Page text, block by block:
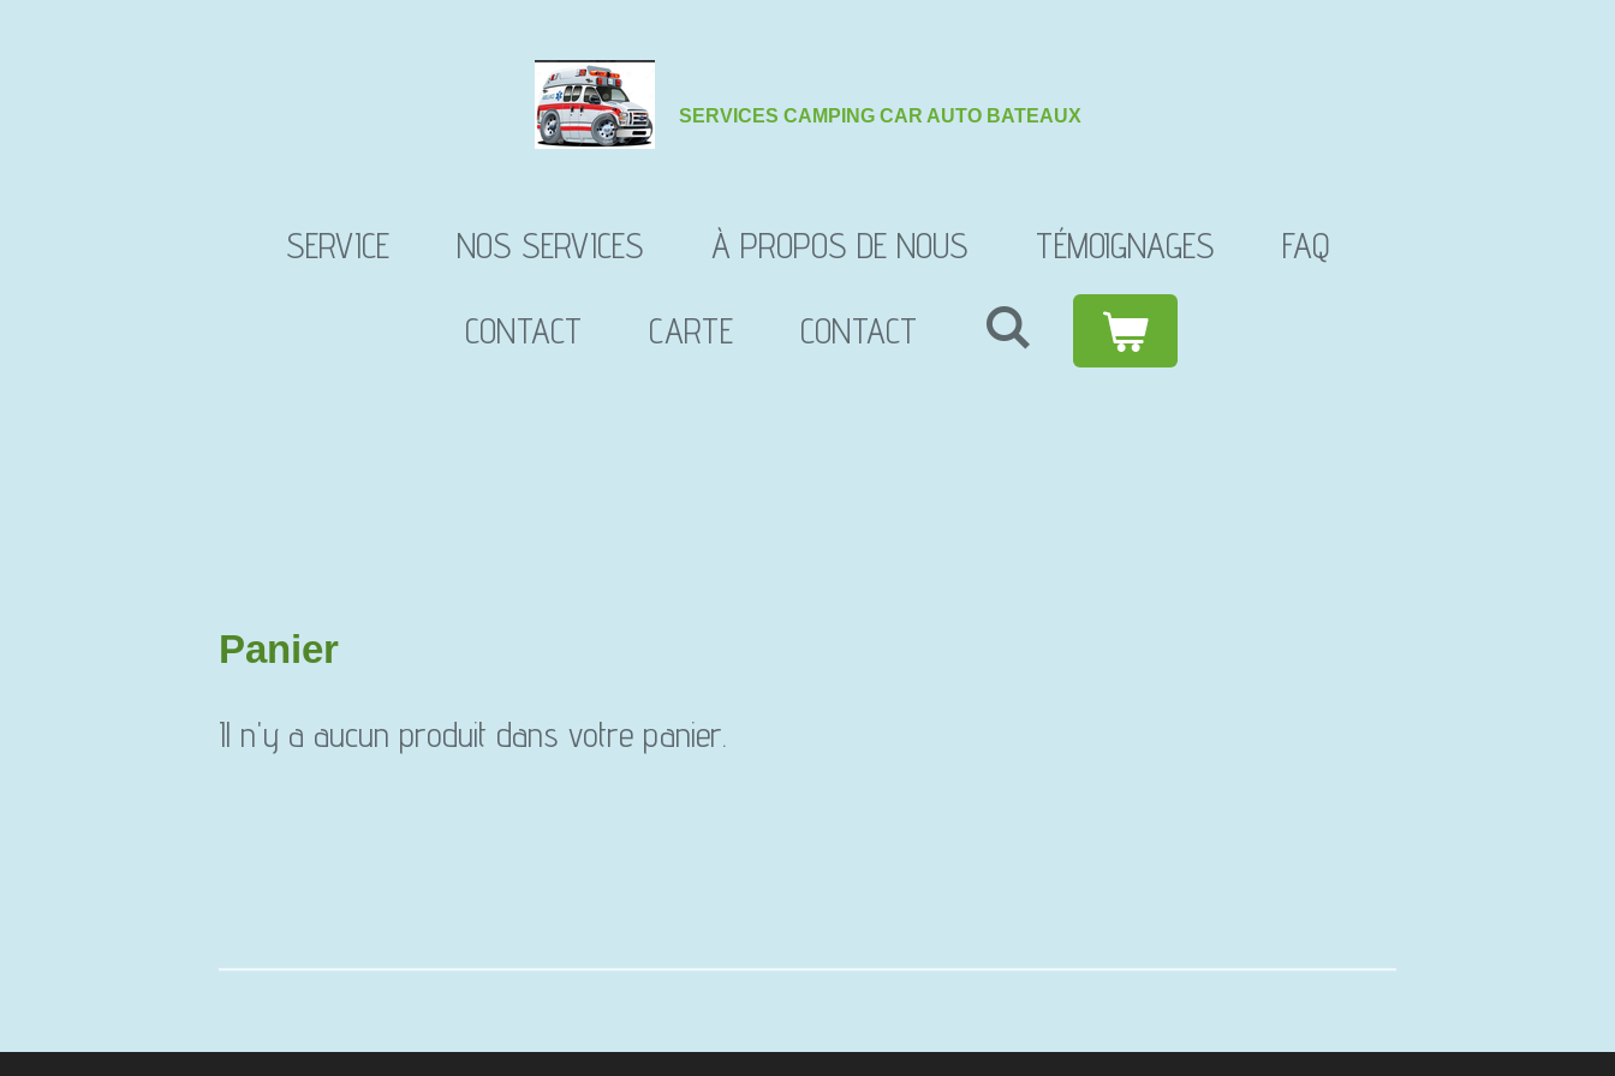
SERVICES CAMPING CAR AUTO BATEAUX
SERVICE NOS SERVICES À PROPOS DE NOUS TÉMOIGNAGES FAQ
CONTACT CARTE CONTACT
Panier
Il n'y a aucun produit dans votre panier.